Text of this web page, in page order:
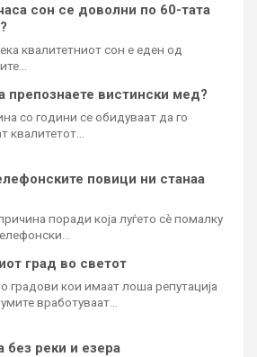
сон се доволни по 60-тата
квалитетниот сон е еден од
препознаете вистински мед?
со години се обидуваат да го
квалитетот…
повици ни станаа
поради која луѓето сè помалку
град во светот
градови кои имаат лоша репутација
вработуваат…
без реки и езера